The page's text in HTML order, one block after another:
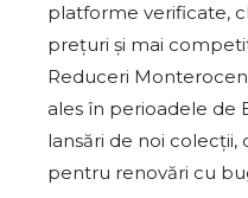
platforme verificate,
prețuri și mai
Reduceri
ales în perioadele de
lansări de noi
pentru renovări cu